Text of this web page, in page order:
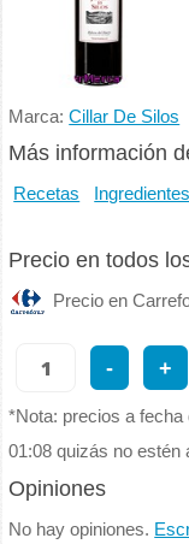
Marca:Cillar De Silos
Más información
Recetas Ingredientes
Precio en todos
Precio en
- +
*Nota: precios a fecha
01:08 quizás no estén
Opiniones
No hay opiniones.